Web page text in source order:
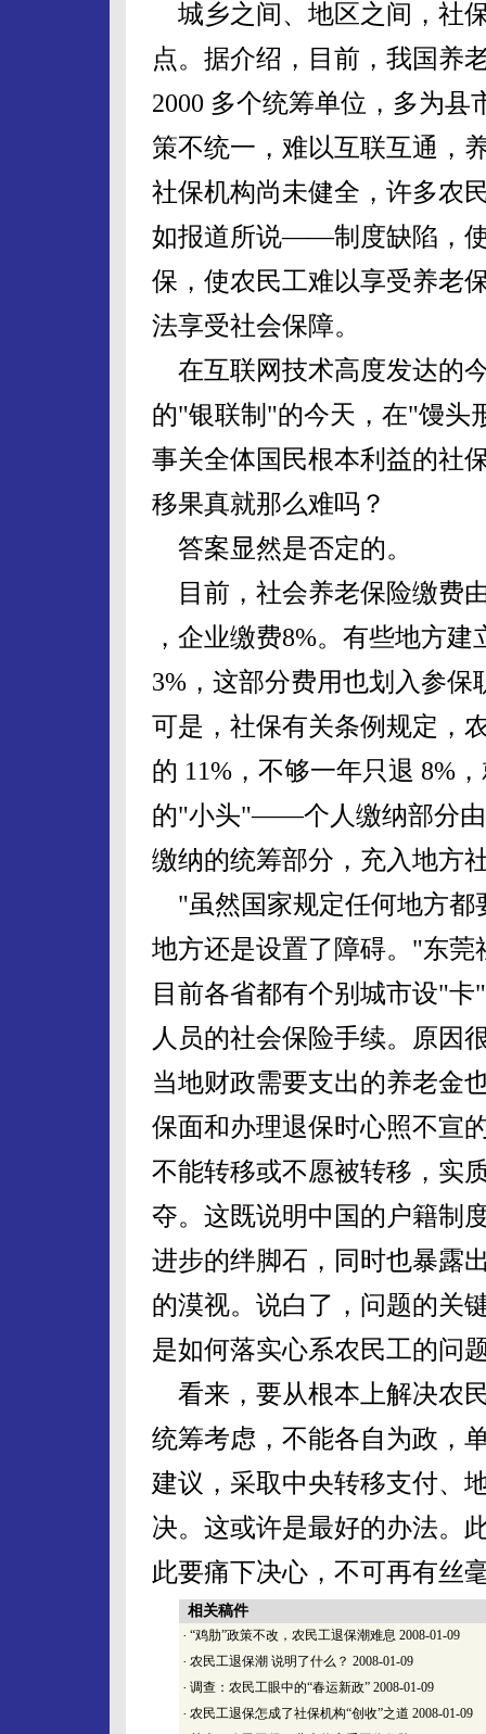
城乡之间、地区之间，社
点。据介绍，目前，我国养
2000 多个统筹单位，多为
策不统一，难以互联互通，
社保机构尚未健全，许多农
如报道所说——制度缺陷，
保，使农民工难以享受养老
法享受社会保障。
在互联网技术高度发达的
的"银联制"的今天，在"馒头
事关全体国民根本利益的社
移果真就那么难吗？
答案显然是否定的。
目前，社会养老保险缴费
，企业缴费8%。有些地方
3%，这部分费用也划入参
可是，社保有关条例规定，
的 11%，不够一年只退 8%
的"小头"——个人缴纳部分
缴纳的统筹部分，充入地方
"虽然国家规定任何地方都
地方还是设置了障碍。"东
目前各省都有个别城市设"
人员的社会保险手续。原因
当地财政需要支出的养老金
保面和办理退保时心照不宣
不能转移或不愿被转移，实
夺。这既说明中国的户籍制
进步的绊脚石，同时也暴露
的漠视。说白了，问题的关
是如何落实心系农民工的问
看来，要从根本上解决农
统筹考虑，不能各自为政，
建议，采取中央转移支付、
决。这或许是最好的办法。
此要痛下决心，不可再有丝
相关稿件
· “鸡肋”政策不改，农民工退保潮难息 2008-01-09
· 农民工退保潮 说明了什么？ 2008-01-09
· 调查：农民工眼中的“春运新政” 2008-01-09
· 农民工退保怎成了社保机构“创收”之道 2008-01-09